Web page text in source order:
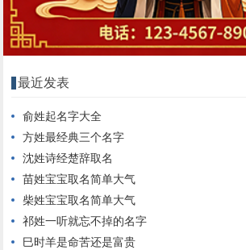
最近发表
俞姓起名字大全
方姓最经典三个名字
沈姓诗经楚辞取名
苗姓宝宝取名简单大气
柴姓宝宝取名简单大气
祁姓一听就忘不掉的名字
巳时羊是命苦还是富贵